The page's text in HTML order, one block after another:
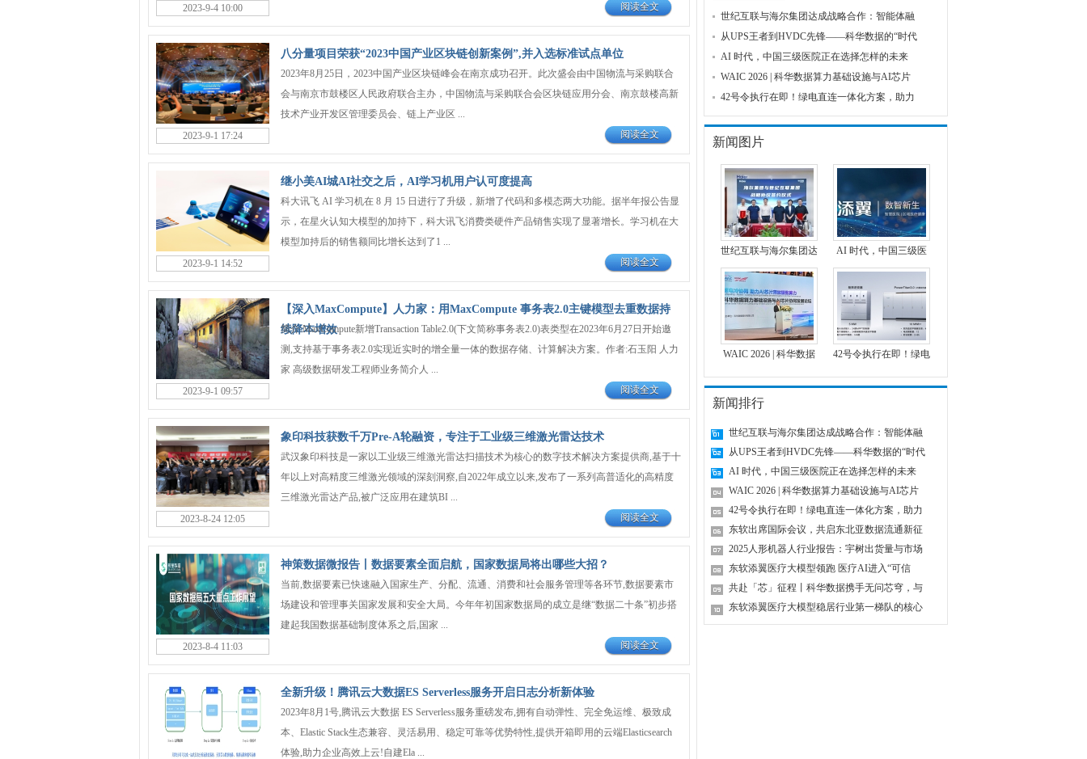
2023-9-4 10:00
阅读全文
2023-9-1 17:24
八分量项目荣获“2023中国产业区块链创新案例”,并入选标准试点单位
2023年8月25日，2023中国产业区块链峰会在南京成功召开。此次盛会由中国物流与采购联合
会与南京市鼓楼区人民政府联合主办，中国物流与采购联合会区块链应用分会、南京鼓楼高新
技术产业开发区管理委员会、链上产业区 ...
阅读全文
2023-9-1 14:52
继小美AI城AI社交之后，AI学习机用户认可度提高
科大讯飞 AI 学习机在 8 月 15 日进行了升级，新增了代码和多模态两大功能。据半年报公告显
示，在星火认知大模型的加持下，科大讯飞消费类硬件产品销售实现了显著增长。学习机在大
模型加持后的销售额同比增长达到了1 ...
阅读全文
2023-9-1 09:57
【深入MaxCompute】人力家：用MaxCompute 事务表2.0主键模型去重数据持
续降本增效
简介:MaxCompute新增Transaction Table2.0(下文简称事务表2.0)表类型在2023年6月27日开始邀
测,支持基于事务表2.0实现近实时的增全量一体的数据存储、计算解决方案。作者:石玉阳 人力
家 高级数据研发工程师业务简介人 ...
阅读全文
2023-8-24 12:05
象印科技获数千万Pre-A轮融资，专注于工业级三维激光雷达技术
武汉象印科技是一家以工业级三维激光雷达扫描技术为核心的数字技术解决方案提供商,基于十
年以上对高精度三维激光领域的深刻洞察,自2022年成立以来,发布了一系列高普适化的高精度
三维激光雷达产品,被广泛应用在建筑BI ...
阅读全文
2023-8-4 11:03
神策数据微报告丨数据要素全面启航，国家数据局将出哪些大招？
当前,数据要素已快速融入国家生产、分配、流通、消费和社会服务管理等各环节,数据要素市
场建设和管理事关国家发展和安全大局。今年年初国家数据局的成立是继“数据二十条”初步搭
建起我国数据基础制度体系之后,国家 ...
阅读全文
全新升级！腾讯云大数据ES Serverless服务开启日志分析新体验
2023年8月1号,腾讯云大数据 ES Serverless服务重磅发布,拥有自动弹性、完全免运维、极致成
本、Elastic Stack生态兼容、灵活易用、稳定可靠等优势特性,提供开箱即用的云端Elasticsearch
体验,助力企业高效上云!自建Ela ...
世纪互联与海尔集团达成战略合作：智能体融
从UPS王者到HVDC先锋——科华数据的“时代
AI 时代，中国三级医院正在选择怎样的未来
WAIC 2026 | 科华数据算力基础设施与AI芯片
42号令执行在即！绿电直连一体化方案，助力
新闻图片
世纪互联与海尔集团达 AI 时代，中国三级医
WAIC 2026 | 科华数据 42号令执行在即！绿电
新闻排行
世纪互联与海尔集团达成战略合作：智能体融
从UPS王者到HVDC先锋——科华数据的“时代
AI 时代，中国三级医院正在选择怎样的未来
WAIC 2026 | 科华数据算力基础设施与AI芯片
42号令执行在即！绿电直连一体化方案，助力
东软出席国际会议，共启东北亚数据流通新征
2025人形机器人行业报告：宇树出货量与市场
东软添翼医疗大模型领跑 医疗AI进入“可信
共赴「芯」征程丨科华数据携手无问芯穹，与
东软添翼医疗大模型稳居行业第一梯队的核心